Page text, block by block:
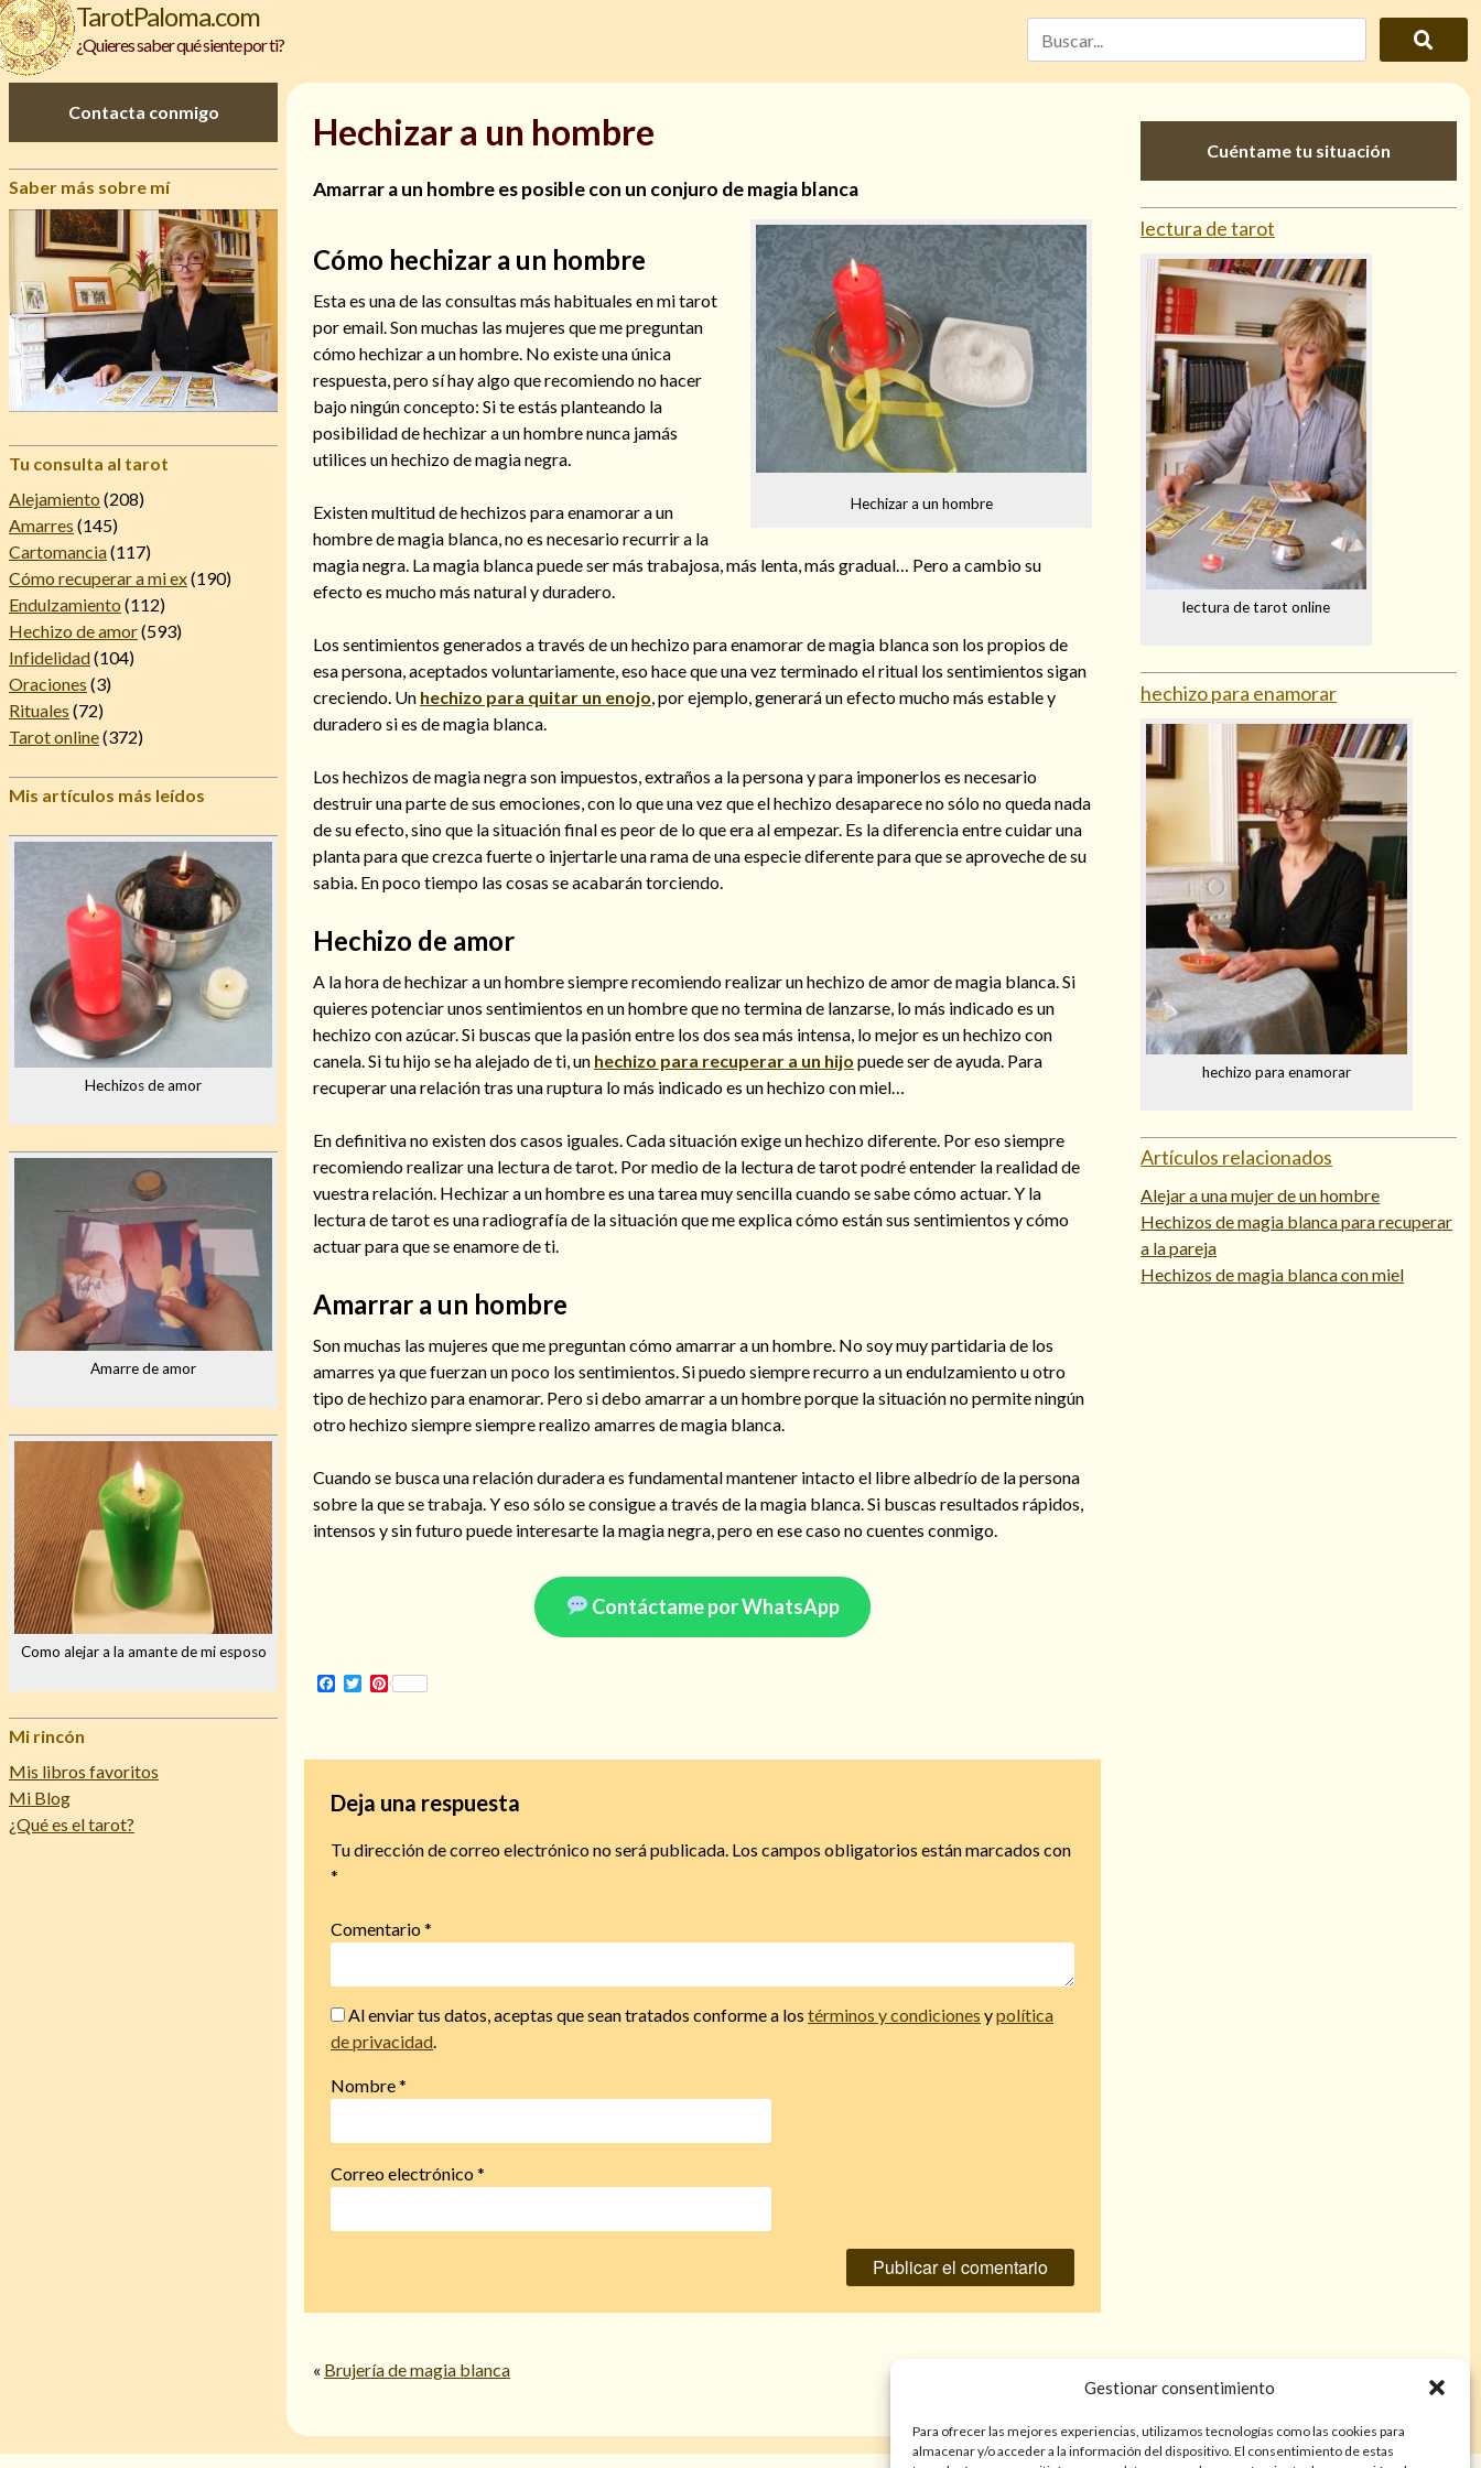
Gestionar consentimiento
Para ofrecer las mejores experiencias, utilizamos tecnologías como las cookies para
almacenar y/o acceder a la información del dispositivo. El consentimiento de estas
TarotPaloma.com
¿Quieres saber qué siente por ti?
Contacta conmigo
Saber más sobre mí
Tu consulta al tarot
Alejamiento (208)
Amarres (145)
Cartomancia(117)
Cómo recuperar a mi ex(190)
Endulzamiento (112)
Hechizo de amor(593)
Infidelidad(104)
Oraciones (3)
Rituales (72)
Tarot online(372)
Mis artículos más leídos
Hechizos de amor
Amarre de amor
Como alejar a la amante de mi esposo
Mi rincón
Mis libros favoritos
Mi Blog
¿Qué es el tarot?
Hechizar a un hombre
Amarrar a un hombre es posible con un conjuro de magia blanca
Hechizar a un hombre
Cómo hechizar a un hombre
Esta es una de las consultas más habituales en mi tarot
por email. Son muchas las mujeres que me preguntan
cómo hechizar a un hombre. No existe una única
respuesta, pero sí hay algo que recomiendo no hacer
bajo ningún concepto: Si te estás planteando la
posibilidad de hechizar a un hombre nunca jamás
utilices un hechizo de magia negra.
Existen multitud de hechizos para enamorar a un
hombre de magia blanca, no es necesario recurrir a la
magia negra. La magia blanca puede ser más trabajosa, más lenta, más gradual… Pero a cambio su
efecto es mucho más natural y duradero.
Los sentimientos generados a través de un hechizo para enamorar de magia blanca son los propios de
esa persona, aceptados voluntariamente, eso hace que una vez terminado el ritual los sentimientos sigan
creciendo. Un hechizo para quitar un enojo , por ejemplo, generará un efecto mucho más estable y
duradero si es de magia blanca.
Los hechizos de magia negra son impuestos, extraños a la persona y para imponerlos es necesario
destruir una parte de sus emociones, con lo que una vez que el hechizo desaparece no sólo no queda nada
de su efecto, sino que la situación final es peor de lo que era al empezar. Es la diferencia entre cuidar una
planta para que crezca fuerte o injertarle una rama de una especie diferente para que se aproveche de su
sabia. En poco tiempo las cosas se acabarán torciendo.
Hechizo de amor
A la hora de hechizar a un hombre siempre recomiendo realizar un hechizo de amor de magia blanca. Si
quieres potenciar unos sentimientos en un hombre que no termina de lanzarse, lo más indicado es un
hechizo con azúcar. Si buscas que la pasión entre los dos sea más intensa, lo mejor es un hechizo con
canela. Si tu hijo se ha alejado de ti, un hechizo para recuperar a un hijo puede ser de ayuda. Para
recuperar una relación tras una ruptura lo más indicado es un hechizo con miel…
En definitiva no existen dos casos iguales. Cada situación exige un hechizo diferente. Por eso siempre
recomiendo realizar una lectura de tarot. Por medio de la lectura de tarot podré entender la realidad de
vuestra relación. Hechizar a un hombre es una tarea muy sencilla cuando se sabe cómo actuar. Y la
lectura de tarot es una radiografía de la situación que me explica cómo están sus sentimientos y cómo
actuar para que se enamore de ti.
Amarrar a un hombre
Son muchas las mujeres que me preguntan cómo amarrar a un hombre. No soy muy partidaria de los
amarres ya que fuerzan un poco los sentimientos. Si puedo siempre recurro a un endulzamiento u otro
tipo de hechizo para enamorar. Pero si debo amarrar a un hombre porque la situación no permite ningún
otro hechizo siempre siempre realizo amarres de magia blanca.
Cuando se busca una relación duradera es fundamental mantener intacto el libre albedrío de la persona
sobre la que se trabaja. Y eso sólo se consigue a través de la magia blanca. Si buscas resultados rápidos,
intensos y sin futuro puede interesarte la magia negra, pero en ese caso no cuentes conmigo.
Contáctame por WhatsApp
Facebook
TwitterPinterest
Deja una respuesta
Tu dirección de correo electrónico no será publicada. Los campos obligatorios están marcados con
*
Comentario*
Al enviar tus datos, aceptas que sean tratados conforme a los términos y condiciones ypolítica
de privacidad
Nombre*
Correo electrónico*
« Brujería de magia blanca
Cuéntame tu situación
lectura de tarot
lectura de tarot online
hechizo para enamorar
hechizo para enamorar
Artículos relacionados
Alejar a una mujer de un hombre
Hechizos de magia blanca para recuperar
a la pareja
Hechizos de magia blanca con miel